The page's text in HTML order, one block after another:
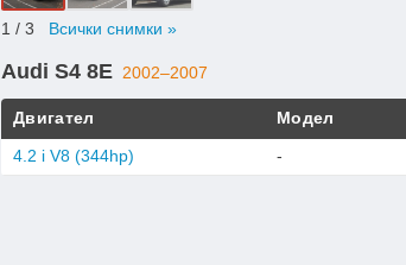
1 / 3 Всички снимки »
Audi S4 8E 2002–2007
Двигател Модел
4.2 i V8 (344hp) -